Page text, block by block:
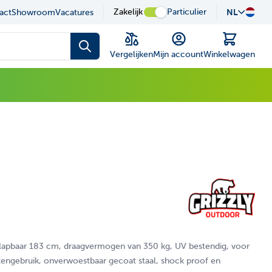
is possible using the tab key.You can skip the
in onze showroom
ShowroomVacatures Zakelijk Particulier NL
VergelijkenMijn account
Winkelwagen
Winkelwagen
183 cm, draagvermogen van 350 kg, UV bestendig, voor
onverwoestbaar gecoat staal, shock proof en